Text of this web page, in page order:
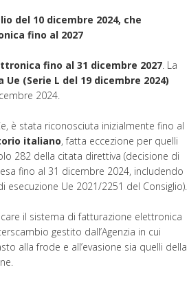
del 10 dicembre 2024, che
fino al 2027
fino al 31 dicembre 2027. La
Ue (Serie L del 19 dicembre 2024)
2024.
è stata riconosciuta inizialmente fino al
italiano, fatta eccezione per quelli
282 della citata direttiva (decisione di
fino al 31 dicembre 2024, includendo
esecuzione Ue 2021/2251 del Consiglio).
il sistema di fatturazione elettronica
gestito dall’Agenzia in cui
alla frode e all’evasione sia quelli della